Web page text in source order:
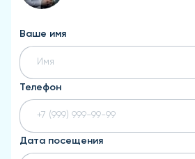
Ваше имя
Телефон
Дата посещения